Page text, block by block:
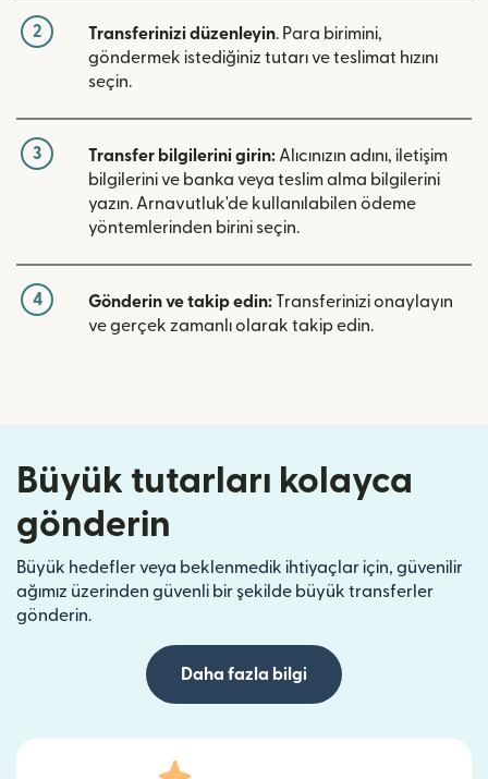
2 Transferinizi düzenleyin. Para birimini,
göndermek istediğiniz tutarı ve teslimat hızını
seçin.
3 Transfer bilgilerini girin:Alıcınızın adını, iletişim
bilgilerini ve banka veya teslim alma bilgilerini
yazın. Arnavutluk'de kullanılabilen ödeme
yöntemlerinden birini seçin.
4 Gönderin ve takip edin: Transferinizi onaylayın
ve gerçek zamanlı olarak takip edin.
Büyük tutarları kolayca
gönderin
Büyük hedefler veya beklenmedik ihtiyaçlar için, güvenilir
ağımız üzerinden güvenli bir şekilde büyük transferler
gönderin.
Daha fazla bilgi